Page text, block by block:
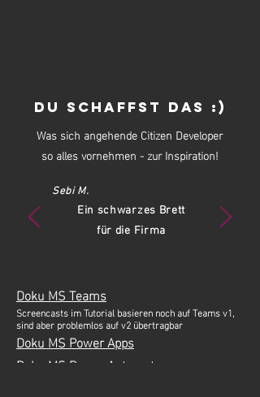
DU SCHAFFST DAS :)
Was sich angehende Citizen Developer
so alles vornehmen - zur Inspiration!
Sebi M.
Ein schwarzes Brett
für die Firma
Doku MS Teams
Screencasts im Tutorial basieren noch auf Teams v1,
sind aber problemlos auf v2 übertragbar
Doku MS Power Apps
Doku MS Power Automate